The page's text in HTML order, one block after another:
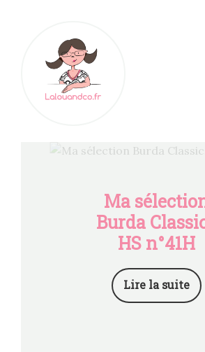
Ma
Burda
HS n°41H
Lire la suite